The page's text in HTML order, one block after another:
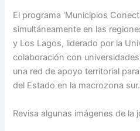
El programa ‘Municipios
simultáneamente en las
y Los Lagos, liderado por la
colaboración con
una red de apoyo territorial
del Estado en la macrozona sur.
Revisa algunas imágenes de la